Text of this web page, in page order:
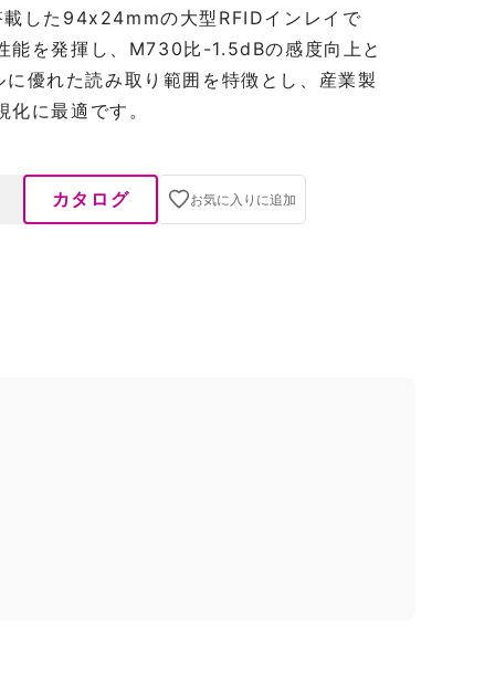
た94x24mmの大型RFIDインレイで
能を発揮し、M730比-1.5dBの感度向上と
優れた読み取り範囲を特徴とし、産業製
に最適です。
カタログ お気に入りに追加